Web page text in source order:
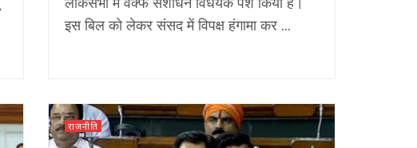
इस बिल को लेकर संसद में विपक्ष हंगामा कर ...
राजनीति